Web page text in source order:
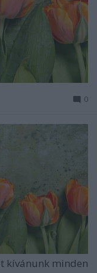
0
kívánunk minden